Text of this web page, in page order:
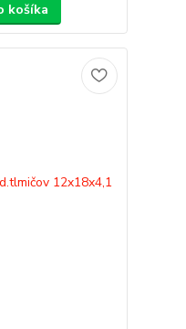
košíka